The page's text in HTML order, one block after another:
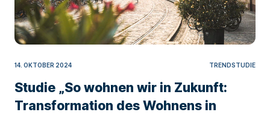
14. OKTOBER 2024 TRENDSTUDIE
Studie „So wohnen wir in Zukunft:
Transformation des Wohnens in